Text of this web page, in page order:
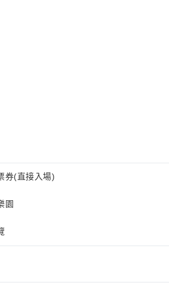
券(直接入場)
園